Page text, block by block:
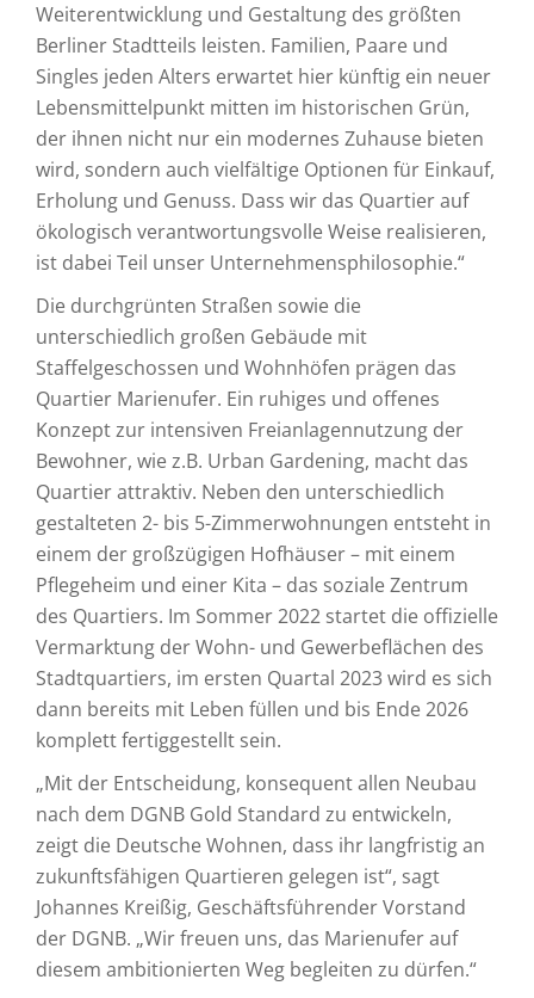
Weiterentwicklung und Gestaltung des größten
Berliner Stadtteils leisten. Familien, Paare und
Singles jeden Alters erwartet hier künftig ein neuer
Lebensmittelpunkt mitten im historischen Grün,
der ihnen nicht nur ein modernes Zuhause bieten
wird, sondern auch vielfältige Optionen für Einkauf,
Erholung und Genuss. Dass wir das Quartier auf
ökologisch verantwortungsvolle Weise realisieren,
ist dabei Teil unser Unternehmensphilosophie.“
Die durchgrünten Straßen sowie die
unterschiedlich großen Gebäude mit
Staffelgeschossen und Wohnhöfen prägen das
Quartier Marienufer. Ein ruhiges und offenes
Konzept zur intensiven Freianlagennutzung der
Bewohner, wie z.B. Urban Gardening, macht das
Quartier attraktiv. Neben den unterschiedlich
gestalteten 2- bis 5-Zimmerwohnungen entsteht in
einem der großzügigen Hofhäuser – mit einem
Pflegeheim und einer Kita – das soziale Zentrum
des Quartiers. Im Sommer 2022 startet die offizielle
Vermarktung der Wohn- und Gewerbeflächen des
Stadtquartiers, im ersten Quartal 2023 wird es sich
dann bereits mit Leben füllen und bis Ende 2026
komplett fertiggestellt sein.
„Mit der Entscheidung, konsequent allen Neubau
nach dem DGNB Gold Standard zu entwickeln,
zeigt die Deutsche Wohnen, dass ihr langfristig an
zukunftsfähigen Quartieren gelegen ist“, sagt
Johannes Kreißig, Geschäftsführender Vorstand
der DGNB. „Wir freuen uns, das Marienufer auf
diesem ambitionierten Weg begleiten zu dürfen.“